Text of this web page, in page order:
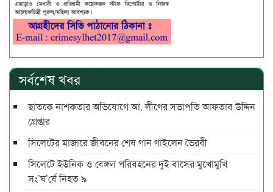
সর্বশেষ খবর
ছাতকে নাশকতার অভিযোগে আ. লীগের সভাপ‌তি আফতাব উদ্দিন
গ্রেপ্তার
সিলেটের মাজারে জীবনের শেষ গান গাইলেন ভৈরবী
সিলেটে ইউনিক ও বেঙ্গল পরিবহনের দুই বাসের মুখোমুখি
সং’ঘ’র্ষে নিহত ৯